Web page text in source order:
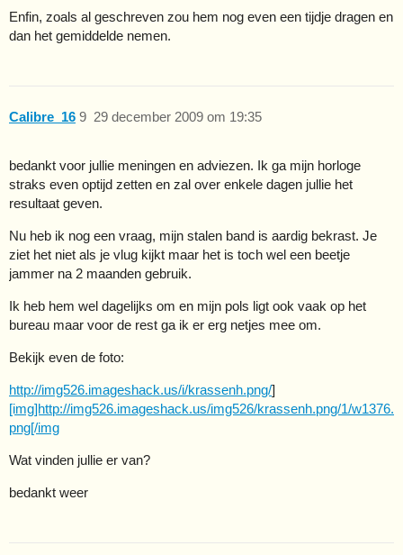
Enfin, zoals al geschreven zou hem nog even een tijdje dragen en
dan het gemiddelde nemen.
Calibre_16 29 december 2009 om 19:35
9
bedankt voor jullie meningen en adviezen. Ik ga mijn horloge
straks even optijd zetten en zal over enkele dagen jullie het
resultaat geven.
Nu heb ik nog een vraag, mijn stalen band is aardig bekrast. Je
ziet het niet als je vlug kijkt maar het is toch wel een beetje
jammer na 2 maanden gebruik.
Ik heb hem wel dagelijks om en mijn pols ligt ook vaak op het
bureau maar voor de rest ga ik er erg netjes mee om.
Bekijk even de foto:
http://img526.imageshack.us/i/krassenh.png/]
[img]http://img526.imageshack.us/img526/krassenh.png/1/w1376.
png[/img
Wat vinden jullie er van?
bedankt weer